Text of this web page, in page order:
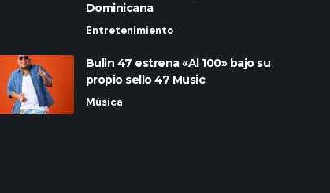
Dominicana
Entretenimiento
Bulin 47 estrena «Al 100» bajo su
propio sello 47 Music
Música